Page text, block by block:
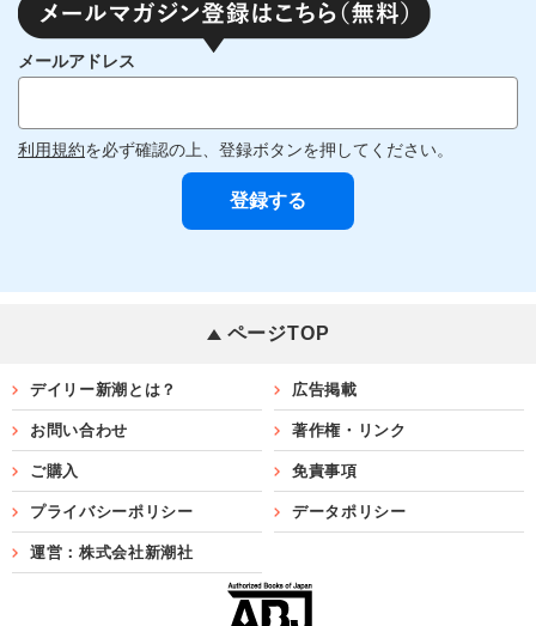
メールアドレス
利用規約を必ず確認の上、登録ボタンを押してください。
ページTOP
デイリー新潮とは？ 広告掲載
お問い合わせ 著作権・リンク
ご購入 免責事項
プライバシーポリシー データポリシー
運営：株式会社新潮社